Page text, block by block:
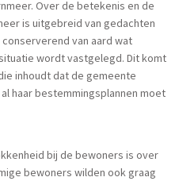
Over de betekenis en de
is uitgebreid van gedachten
van aard wat
wordt vastgelegd. Dit komt
inhoudt dat de gemeente
haar bestemmingsplannen moet
bij de bewoners is over
bewoners wilden ook graag